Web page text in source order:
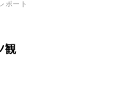
ポート
観